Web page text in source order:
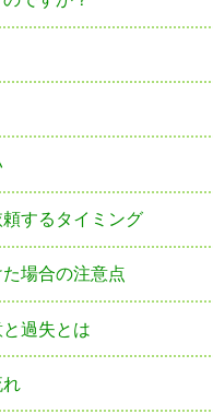
するタイミング
場合の注意点
過失とは
れ